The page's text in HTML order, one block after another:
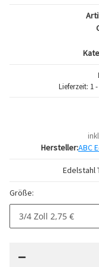
Lieferzeit: 1
Hersteller:ABC
Edelstahl
Größe:
3/4 Zoll 2,75 €